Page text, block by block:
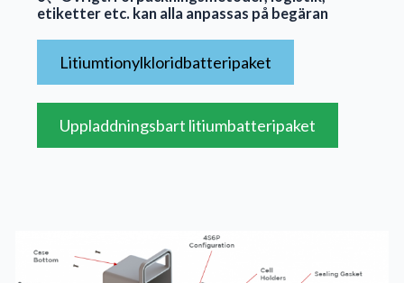
etiketter etc. kan alla anpassas på begäran
Litiumtionylkloridbatteripaket
Uppladdningsbart litiumbatteripaket